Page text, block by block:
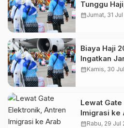
Tunggu
Nasional
calendar_monthJumat, 31
Biaya Haji
Ingatkan
Manfaat
calendar_monthKamis, 30
Lewat
Imigrasi ke
Cepat
calendar_monthRabu, 29 Jul